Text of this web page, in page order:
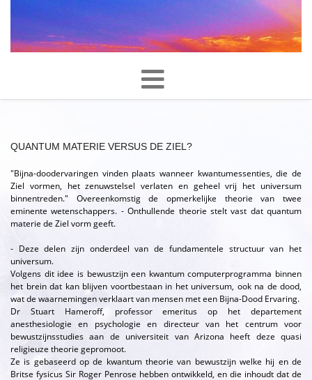
QUANTUM MATERIE VERSUS DE ZIEL?
"Bijna-doodervaringen vinden plaats wanneer kwantumessenties, die de
Ziel vormen, het zenuwstelsel verlaten en geheel vrij het universum
binnentreden." Overeenkomstig de opmerkelijke theorie van twee
eminente wetenschappers. - Onthullende theorie stelt vast dat quantum
materie de Ziel vorm geeft.
- Deze delen zijn onderdeel van de fundamentele structuur van het
universum.
Volgens dit idee is bewustzijn een kwantum computerprogramma binnen
het brein dat kan blijven voortbestaan in het universum, ook na de dood,
wat de waarnemingen verklaart van mensen met een Bijna-Dood Ervaring.
Dr Stuart Hameroff, professor emeritus op het departement
anesthesiologie en psychologie en directeur van het centrum voor
bewustzijnsstudies aan de universiteit van Arizona heeft deze quasi
religieuze theorie gepromoot.
Ze is gebaseerd op de kwantum theorie van bewustzijn welke hij en de
Britse fysicus Sir Roger Penrose hebben ontwikkeld, en die inhoudt dat de